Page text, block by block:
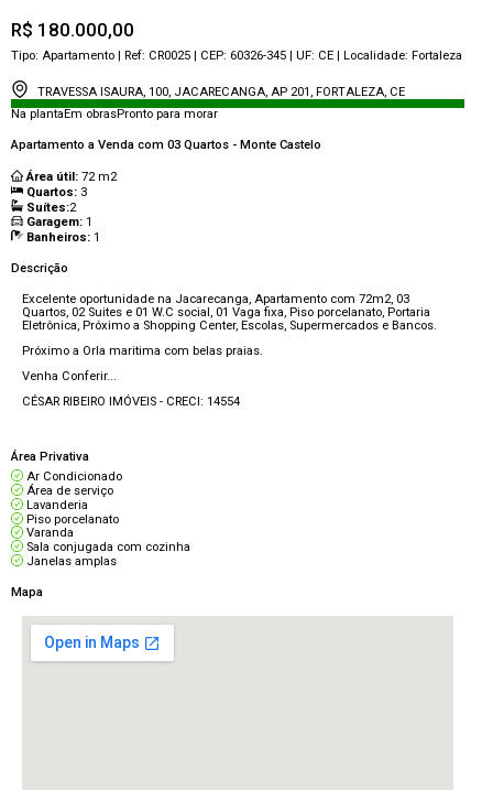
R$ 180.000,00
Tipo: Apartamento | Ref: CR0025 | CEP: 60326-345 | UF: CE | Localidade: Fortaleza
TRAVESSA ISAURA, 100, JACARECANGA, AP 201, FORTALEZA, CE
Na planta Em obrasPronto para morar
Apartamento a Venda com 03 Quartos - Monte Castelo
Área útil: 72m2
Quartos: 3
Suítes:2
Garagem: 1
Banheiros: 1
Descrição
Excelente oportunidade na Jacarecanga, Apartamento com 72m2, 03
Quartos, 02 Suites e 01 W.C social, 01 Vaga fixa, Piso porcelanato, Portaria
Eletrônica, Próximo a Shopping Center, Escolas, Supermercados e Bancos.
Próximo a Orla maritima com belas praias.
Venha Conferir...
CÉSAR RIBEIRO IMÓVEIS - CRECI: 14554
Área Privativa
Ar Condicionado
Área de serviço
Lavanderia
Piso porcelanato
Varanda
Sala conjugada com cozinha
Janelas amplas
Mapa